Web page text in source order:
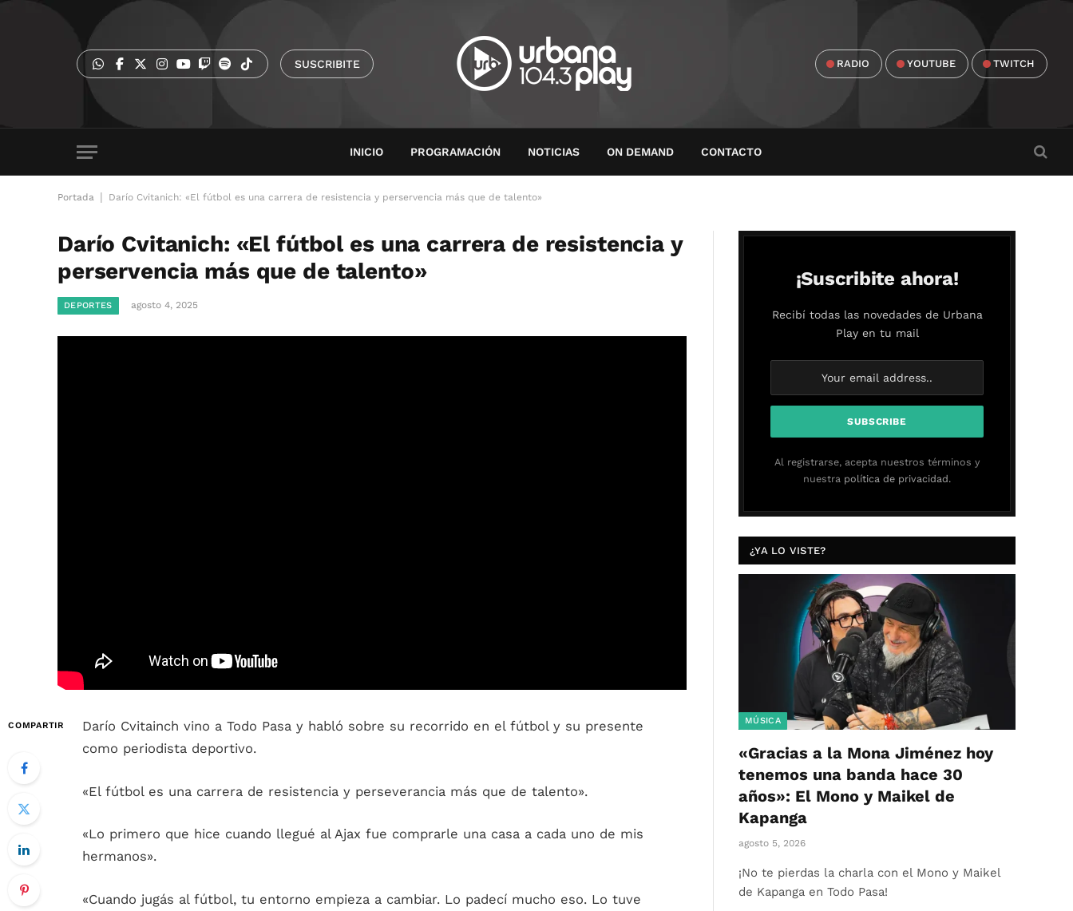
SUSCRIBITE RADIO YOUTUBE TWITCH
INICIO PROGRAMACIÓN NOTICIAS ON DEMAND CONTACTO
Portada Darío Cvitanich: «El fútbol es una carrera de resistencia y perservencia más que de talento»
Darío Cvitanich: «El fútbol es una carrera de resistencia y
perservencia más que de talento»
DEPORTES agosto 4, 2025
COMPARTIR
Darío Cvitainch vino a Todo Pasa y habló sobre su recorrido en el fútbol y su presente
como periodista deportivo.
«El fútbol es una carrera de resistencia y perseverancia más que de talento».
«Lo primero que hice cuando llegué al Ajax fue comprarle una casa a cada uno de mis
hermanos».
«Cuando jugás al fútbol, tu entorno empieza a cambiar. Lo padecí mucho eso. Lo tuve
¡Suscribite ahora!
Recibí todas las novedades de Urbana
Play en tu mail
Al registrarse, acepta nuestros términos y
nuestra política de privacidad.
¿YA LO VISTE?
MÚSICA
«Gracias a la Mona Jiménez hoy
tenemos una banda hace 30
años»: El Mono y Maikel de
Kapanga
agosto 5, 2026
¡No te pierdas la charla con el Mono y Maikel
de Kapanga en Todo Pasa!